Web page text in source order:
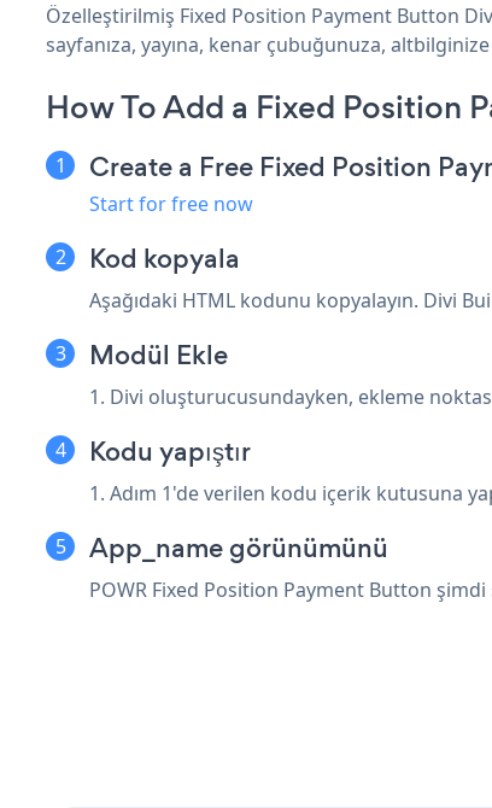
Özelleştirilmiş Fixed Position Payment Button
sayfanıza, yayına, kenar çubuğunuza,
How To Add a Fixed Position
Create a Free Fixed Position
Start for free now
Kod kopyala
Aşağıdaki HTML kodunu kopyalayın. Divi
Modül Ekle
1. Divi oluşturucusundayken, ekleme
Kodu yapıştır
1. Adım 1'de verilen kodu içerik kutusuna
App_name görünümünü
POWR Fixed Position Payment Button